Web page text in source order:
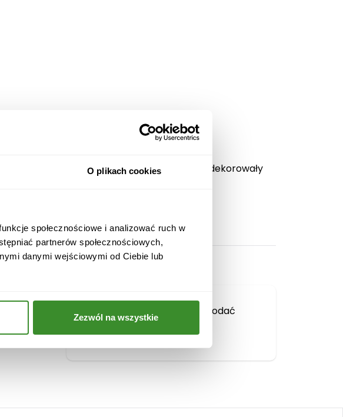
O plikach cookies
społecznościowe i analizować ruch w
partnerów społecznościowych,
danymi wejściowymi od Ciebie lub
Zezwól na wszystkie
Stroiki wywołały już wiele uśmiechów i udekorowały
Musisz się
zalogować
, aby dodać
opinię.